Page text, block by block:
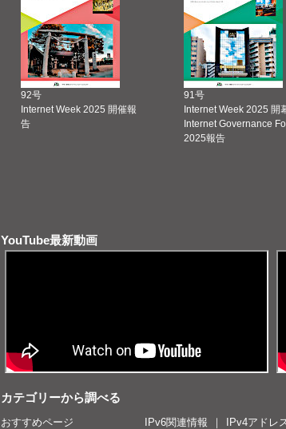
92号
Internet Week 2025 開催報
告
91号
Internet Week 2025 開
Internet Governance
2025報告
YouTube最新動画
カテゴリーから調べる
おすすめページ IPv6関連情報 IPv4アドレ